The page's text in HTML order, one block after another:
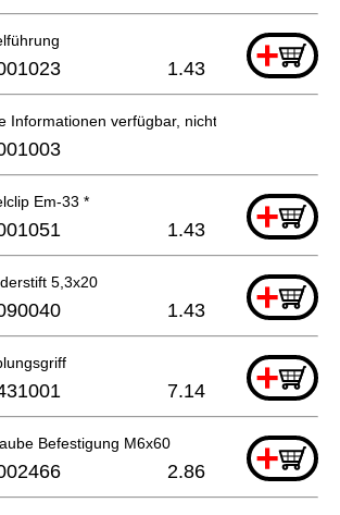
+
1.43
Informationen verfügbar, nicht bestellbar
Em-33 * +
1.43
5,3x20 +
1.43
+
7.14
Befestigung M6x60 +
2.86